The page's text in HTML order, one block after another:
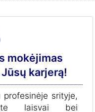
mokėjimas
karjerą!
profesinėje srityje,
laisvai bei